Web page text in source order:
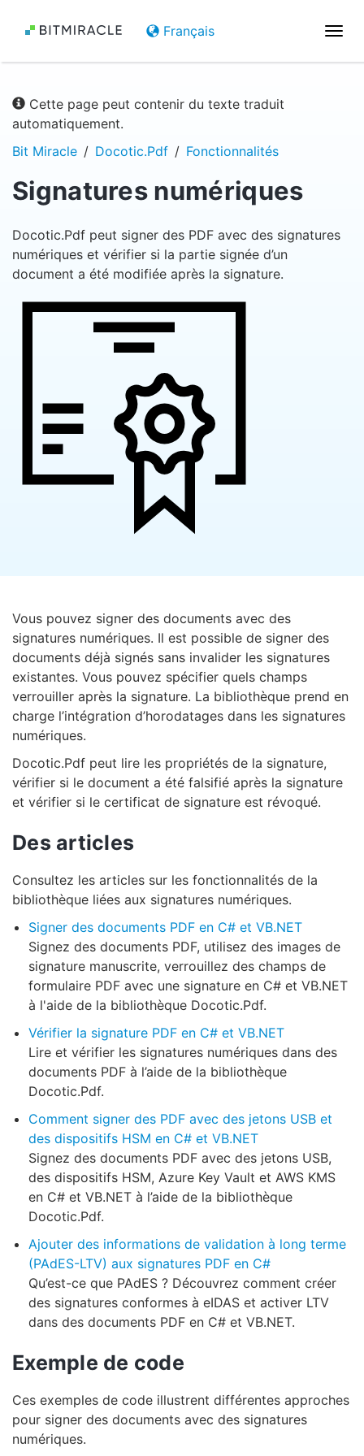
Français
Cette page peut contenir du texte traduit
automatiquement.
Bit Miracle
Docotic.Pdf Fonctionnalités
Signatures numériques
Docotic.Pdf peut signer des PDF avec des signatures
numériques et vérifier si la partie signée d’un
document a été modifiée après la signature.
Vous pouvez signer des documents avec des
signatures numériques. Il est possible de signer des
documents déjà signés sans invalider les signatures
existantes. Vous pouvez spécifier quels champs
verrouiller après la signature. La bibliothèque prend en
charge l’intégration d’horodatages dans les signatures
numériques.
Docotic.Pdf peut lire les propriétés de la signature,
vérifier si le document a été falsifié après la signature
et vérifier si le certificat de signature est révoqué.
Des articles
Consultez les articles sur les fonctionnalités de la
bibliothèque liées aux signatures numériques.
Signer des documents PDF en C# et VB.NET
Signez des documents PDF, utilisez des images de
signature manuscrite, verrouillez des champs de
formulaire PDF avec une signature en C# et VB.NET
à l'aide de la bibliothèque Docotic.Pdf.
Vérifier la signature PDF en C# et VB.NET
Lire et vérifier les signatures numériques dans des
documents PDF à l’aide de la bibliothèque
Docotic.Pdf.
Comment signer des PDF avec des jetons USB et
des dispositifs HSM en C# et VB.NET
Signez des documents PDF avec des jetons USB,
des dispositifs HSM, Azure Key Vault et AWS KMS
en C# et VB.NET à l’aide de la bibliothèque
Docotic.Pdf.
Ajouter des informations de validation à long terme
(PAdES-LTV) aux signatures PDF en C#
Qu’est-ce que PAdES ? Découvrez comment créer
des signatures conformes à eIDAS et activer LTV
dans des documents PDF en C# et VB.NET.
Exemple de code
Ces exemples de code illustrent différentes approches
pour signer des documents avec des signatures
numériques.